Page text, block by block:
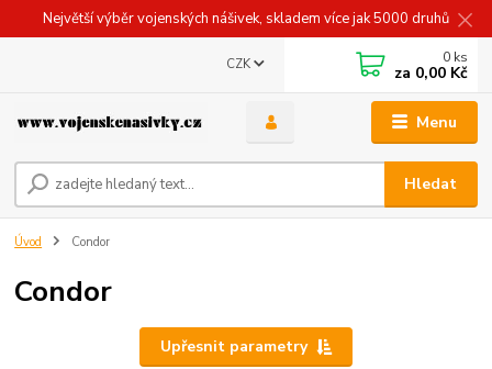
Největší výběr vojenských nášivek, skladem více jak 5000 druhů
Menu
CZK
Hledat
0 ks
za 0,00 Kč
Úvod Condor
Condor
Upřesnit parametry